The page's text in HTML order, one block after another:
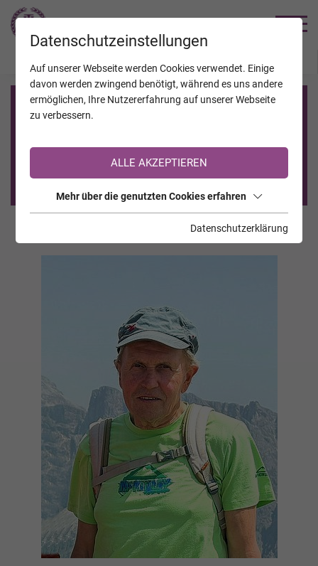
Registrierung auf TrauerHilfe.it
Sie sind noch nicht auf TrauerHilfe.it registriert?
>> zur kostenlosen Registrierung <<
Datenschutzeinstellungen
Auf unserer Webseite werden Cookies verwendet. Einige
davon werden zwingend benötigt, während es uns andere
ermöglichen, Ihre Nutzererfahrung auf unserer Webseite
zu verbessern.
ALLE AKZEPTIEREN
Mehr über die genutzten Cookies erfahren
Datenschutzerklärung
JAHRESTAGE KALENDER VERSTORBENE